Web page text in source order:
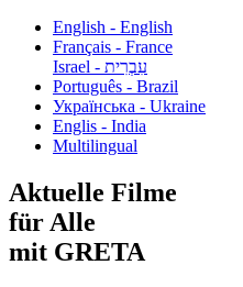
English - English
Français - France
עִבְרִית - Israel
Português - Brazil
Українська - Ukraine
Englis - India
Multilingual
Aktuelle Filme
für Alle
mit GRETA